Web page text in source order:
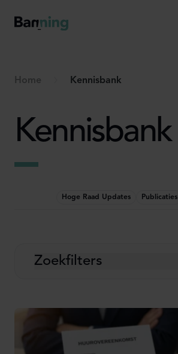
Home Kennisbank
Kennisbank
Hoge Raad Updates Publicaties
Zoekfilters
Selecteer sector